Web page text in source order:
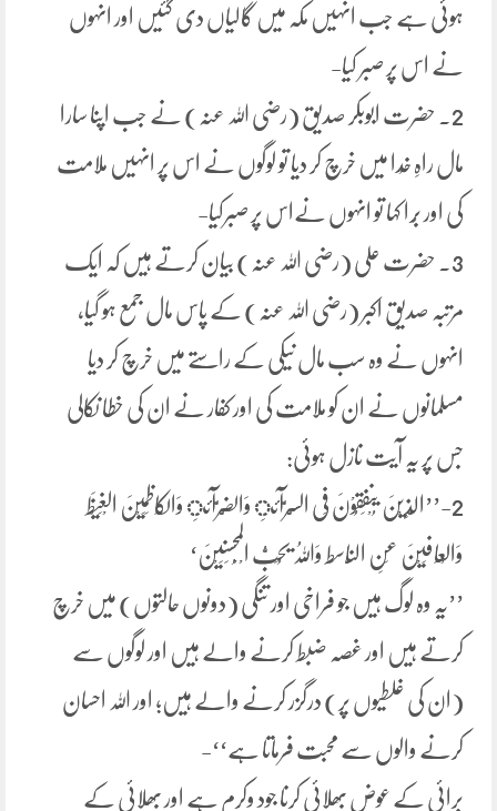
ہوئی ہے جب انہیں مکہ میں گالیاں دی گئیں اور انہوں
نے اس پر صبر کیا-
2. حضرت ابوبکر صدیق (رضی اللہ عنہ) نے جب اپنا سارا
مال راہِ خُدا میں خرچ کر دیا تو لوگوں نے اس پر انہیں ملامت
کی اور بُرا کہا تو انہوں نےاس پر صبرکیا-
3. حضرت علی (رضی اللہ عنہ) بیان کرتے ہیں کہ ایک
مرتبہ صدیقِ اکبر (رضی اللہ عنہ) کے پاس مال جمع ہو گیا،
انہوں نے وہ سب مال نیکی کے راستے میں خرچ کر دیا
مسلمانوں نے ان کو ملامت کی اور کفار نے ان کی خطا نکالی
جس پر یہ آیت نازل ہوئی:
2-’’الَّذِیْنَ یُنْفِقُوْنَ فِی السَّرَّآئِ وَالضَّرَّآئِ وَالْکَاظِمِیْنَ الْغَیْظَ
وَالْعَافِیْنَ عَنِ النَّاسِط وَاللہُ یُحِبُّ الْمُحْسِنِیْنَ‘
’’یہ وہ لوگ ہیں جو فراخی اور تنگی (دونوں حالتوں) میں خرچ
کرتے ہیں اور غصہ ضبط کرنے والے ہیں اور لوگوں سے
(ان کی غلطیوں پر) درگزر کرنے والے ہیں؛ اور اللہ احسان
کرنے والوں سے محبت فرماتا ہے‘‘-
برائی کے عوض بھلائی کرنا جود وکرم ہے اور بھلائی کے